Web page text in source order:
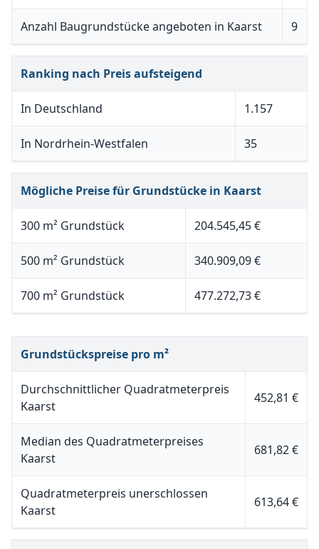
Anzahl Baugrundstücke angeboten in Kaarst 9
Ranking nach Preis aufsteigend
In Deutschland 1.157
In Nordrhein-Westfalen 35
Mögliche Preise für Grundstücke in Kaarst
300 m² Grundstück 204.545,45 €
500 m² Grundstück 340.909,09 €
700 m² Grundstück 477.272,73 €
Grundstückspreise pro m²
Durchschnittlicher Quadratmeterpreis
Kaarst
452,81 €
Median des Quadratmeterpreises
Kaarst
681,82 €
Quadratmeterpreis unerschlossen
Kaarst
613,64 €